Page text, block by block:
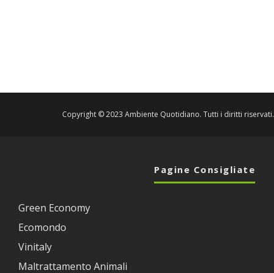
Copyright © 2023 Ambiente Quotidiano. Tutti i diritti riservati.
Pagine Consigliate
Green Economy
Ecomondo
Vinitaly
Maltrattamento Animali